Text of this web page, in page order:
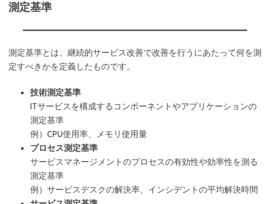
測定基準
測定基準とは、継続的サービス改善で改善を行うにあたって何を測
定すべきかを定義したものです。
技術測定基準
ITサービスを構成するコンポーネントやアプリケーションの
測定基準
例）CPU使用率、メモリ使用量
プロセス測定基準
サービスマネージメントのプロセスの有効性や効率性を測る
測定基準
例）サービスデスクの解決率、インシデントの平均解決時間